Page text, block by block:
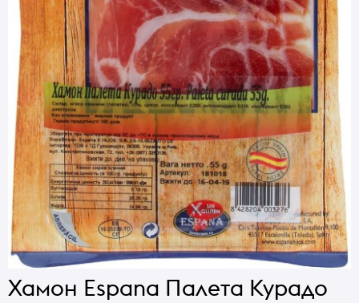
Хамон Espana Палета Курадо